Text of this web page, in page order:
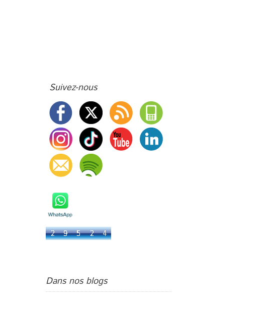
Journées Femmes Créatrices
Bienvenue chez G.Events !
Podcast
Su di Noi :
Suivez-nous
Dans nos blogs